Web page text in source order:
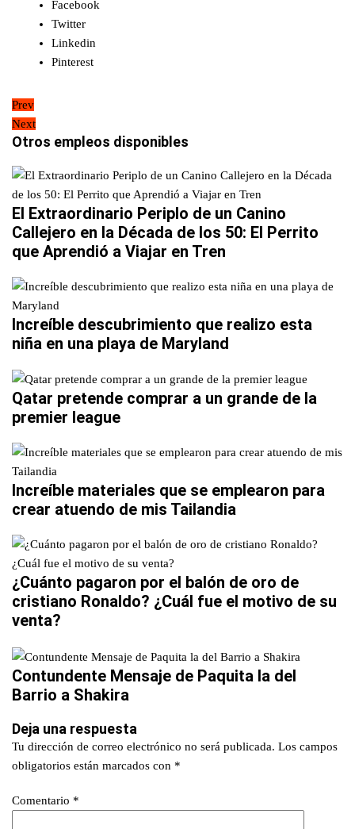
Facebook
Twitter
Linkedin
Pinterest
Navegación
de
entradas
Prev
Next
Otros empleos disponibles
El Extraordinario Periplo de un Canino
Callejero en la Década de los 50: El Perrito
que Aprendió a Viajar en Tren
Increíble descubrimiento que realizo esta
niña en una playa de Maryland
Qatar pretende comprar a un grande de la
premier league
Increíble materiales que se emplearon para
crear atuendo de mis Tailandia
¿Cuánto pagaron por el balón de oro de
cristiano Ronaldo? ¿Cuál fue el motivo de su
venta?
Contundente Mensaje de Paquita la del
Barrio a Shakira
Deja una respuesta
Tu dirección de correo electrónico no será publicada. Los campos
obligatorios están marcados con *
Comentario *